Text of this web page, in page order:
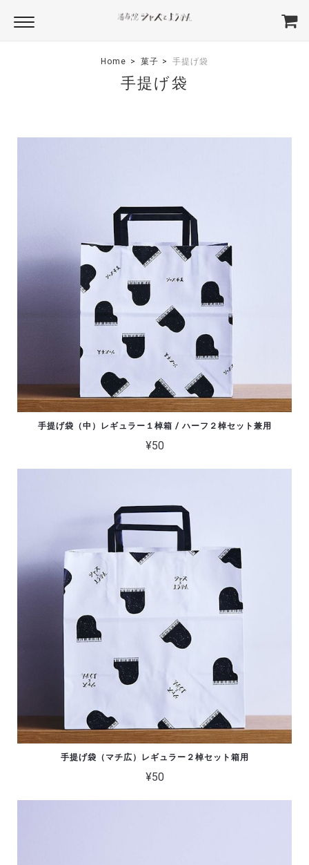
Home 菓子 手提げ袋
手提げ袋
手提げ袋（中）レギュラー１棹箱 / ハーフ２棹セット兼用
¥50
手提げ袋（マチ広）レギュラー２棹セット箱用
¥50